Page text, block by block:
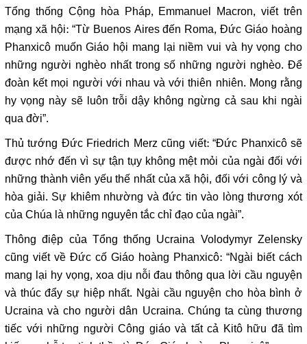
Tổng thống Cộng hòa Pháp, Emmanuel Macron, viết trên
mạng xã hội: “Từ Buenos Aires đến Roma, Đức Giáo hoàng
Phanxicô muốn Giáo hội mang lại niềm vui và hy vọng cho
những người nghèo nhất trong số những người nghèo. Để
đoàn kết mọi người với nhau và với thiên nhiên. Mong rằng
hy vọng này sẽ luôn trỗi dậy không ngừng cả sau khi ngài
qua đời”.
Thủ tướng Đức Friedrich Merz cũng viết: “Đức Phanxicô sẽ
được nhớ đến vì sự tận tụy không mệt mỏi của ngài đối với
những thành viên yếu thế nhất của xã hội, đối với công lý và
hòa giải. Sự khiêm nhường và đức tin vào lòng thương xót
của Chúa là những nguyên tắc chỉ đạo của ngài”.
Thông điệp của Tổng thống Ucraina Volodymyr Zelensky
cũng viết về Đức cố Giáo hoàng Phanxicô: “Ngài biết cách
mang lại hy vọng, xoa dịu nỗi đau thông qua lời cầu nguyện
và thúc đẩy sự hiệp nhất. Ngài cầu nguyện cho hòa bình ở
Ucraina và cho người dân Ucraina. Chúng ta cùng thương
tiếc với những người Công giáo và tất cả Kitô hữu đã tìm